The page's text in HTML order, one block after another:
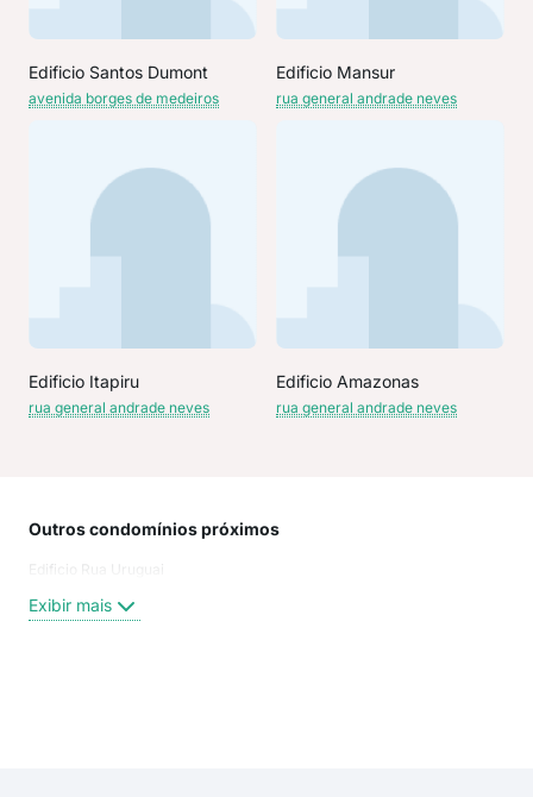
Edificio Santos Dumont
avenida borges de medeiros
Edificio Mansur
rua general andrade neves
Edificio Itapiru
rua general andrade neves
Edificio Amazonas
rua general andrade neves
Outros condomínios próximos
Edificio Rua Uruguai
Exibir mais